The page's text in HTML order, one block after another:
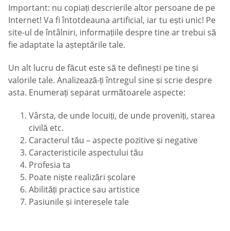
Important: nu copiați descrierile altor persoane de pe
Internet! Va fi întotdeauna artificial, iar tu ești unic! Pe
site-ul de întâlniri, informațiile despre tine ar trebui să
fie adaptate la așteptările tale.
Un alt lucru de făcut este să te definești pe tine și
valorile tale. Analizează-ți întregul sine și scrie despre
asta. Enumerați separat următoarele aspecte:
Vârsta, de unde locuiți, de unde proveniți, starea
civilă etc.
Caracterul tău – aspecte pozitive și negative
Caracteristicile aspectului tău
Profesia ta
Poate niște realizări școlare
Abilități practice sau artistice
Pasiunile și interesele tale